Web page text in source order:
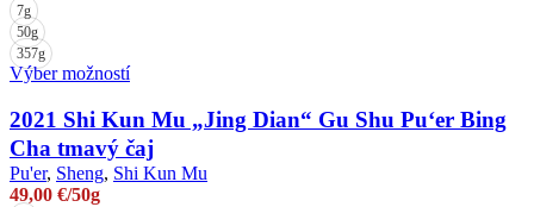
stránke
7g
50g
357g
Výber možnostíTento
má
viacero
variantov.
Možnosti
2021 Shi Kun Mu „Jing Dian“ Gu Shu Pu‘er Bing
Cha tmavý čaj
Pu'er, Sheng, Shi Kun Mu
49,00 €/50g